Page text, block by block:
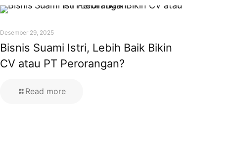
Desember 29, 2025
Bisnis Suami Istri, Lebih Baik Bikin
CV atau PT Perorangan?
Read more